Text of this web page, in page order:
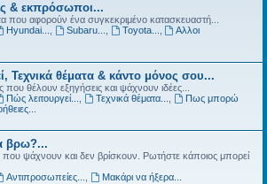
& εκπρόσωποι...
που αφορούν ένα συγκεκριμένο κατασκευαστή...
Hyundai... Subaru... Toyota...
Αλλοι
Τεχνικά θέματα & κάντο μόνος σου...
που θέλουν εξηγήσεις και ψάχνουν ιδέες...
Πώς λειτουργεί... Τεχνικά θέματα...
Πως μπορώ
βρω?...
ψάχνουν και δεν βρίσκουν. Ρωτήστε κάποιος μπορεί
Αντιπροσωπείες...
Μακάρι να ήξερα...